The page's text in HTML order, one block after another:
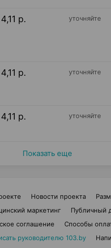
4,11 р. уточняйте
4,11 р. уточняйте
4,11 р. уточняйте
Показать еще
Новости проекта
маркетинг
Публичный
соглашение
Способы
руководителю 103.by